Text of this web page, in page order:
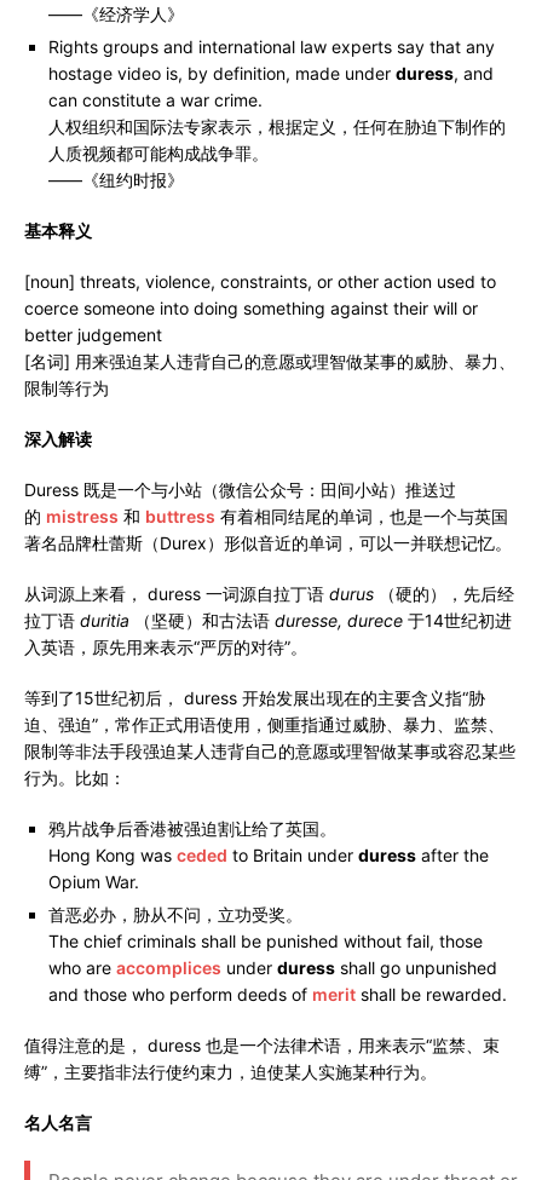
——《经济学人》
Rights groups and international law experts say that any
hostage video is, by definition, made under duress, and
can constitute a war crime.
人权组织和国际法专家表示，根据定义，任何在胁迫下制作的
人质视频都可能构成战争罪。
——《纽约时报》
基本释义
[noun] threats, violence, constraints, or other action used to
coerce someone into doing something against their will or
better judgement
[名词] 用来强迫某人违背自己的意愿或理智做某事的威胁、暴力、
限制等行为
深入解读
Duress 既是一个与小站（微信公众号：田间小站）推送过
的 mistress 和 buttress 有着相同结尾的单词，也是一个与英国
著名品牌杜蕾斯（Durex）形似音近的单词，可以一并联想记忆。
从词源上来看， duress 一词源自拉丁语 durus （硬的），先后经
拉丁语 duritia （坚硬）和古法语 duresse, durece 于14世纪初进
入英语，原先用来表示“严厉的对待”。
等到了15世纪初后， duress 开始发展出现在的主要含义指“胁
迫、强迫”，常作正式用语使用，侧重指通过威胁、暴力、监禁、
限制等非法手段强迫某人违背自己的意愿或理智做某事或容忍某些
行为。比如：
鸦片战争后香港被强迫割让给了英国。
Hong Kong was ceded to Britain under duress after the
Opium War.
首恶必办，胁从不问，立功受奖。
The chief criminals shall be punished without fail, those
who are accomplices under duress shall go unpunished
and those who perform deeds of merit shall be rewarded.
值得注意的是， duress 也是一个法律术语，用来表示“监禁、束
缚”，主要指非法行使约束力，迫使某人实施某种行为。
名人名言